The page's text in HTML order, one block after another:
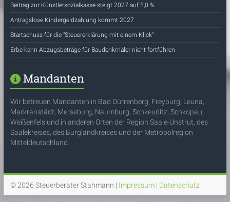
Beitrag zur Künstlersozialkasse steigt 2027 auf 5,0 %
Antragslose Kindergeldzahlung kommt 2027
Startschuss für die "Steuererklärung mit einem Klick"
Erbe kann Abzugsbeträge für Baudenkmäler nicht fortführen
Mandanten
Wir betreuen Mandanten in Bad Dürrenberg, Freyburg, Leuna,
Markranstädt, Merseburg, Naumburg, Schkeuditz, Schkopau,
Weißenfels und in anderen Orten der Region Saale-Unstrut, des
Saalekreises, des Burglandkreises und der Metropolregion
Mitteldeutschland.
© 2026 Steuerberater Stahmann | Impressum| Datenschutz